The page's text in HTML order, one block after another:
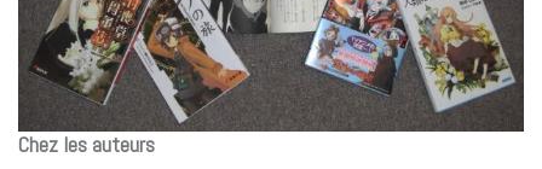
Chez les auteurs